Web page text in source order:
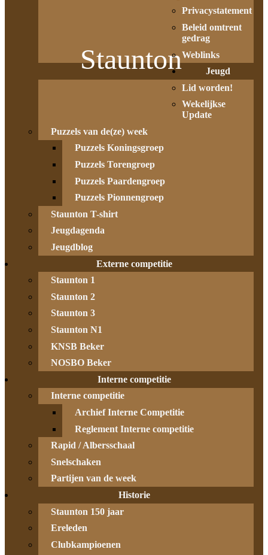
Staunton
Privacystatement
Beleid omtrent
gedrag
Weblinks
Jeugd
Lid worden!
Wekelijkse
Update
Puzzels van de(ze) week
Puzzels Koningsgroep
Puzzels Torengroep
Puzzels Paardengroep
Puzzels Pionnengroep
Staunton T-shirt
Jeugdagenda
Jeugdblog
Externe competitie
Staunton 1
Staunton 2
Staunton 3
Staunton N1
KNSB Beker
NOSBO Beker
Interne competitie
Interne competitie
Archief Interne Competitie
Reglement Interne competitie
Rapid / Albersschaal
Snelschaken
Partijen van de week
Historie
Staunton 150 jaar
Ereleden
Clubkampioenen